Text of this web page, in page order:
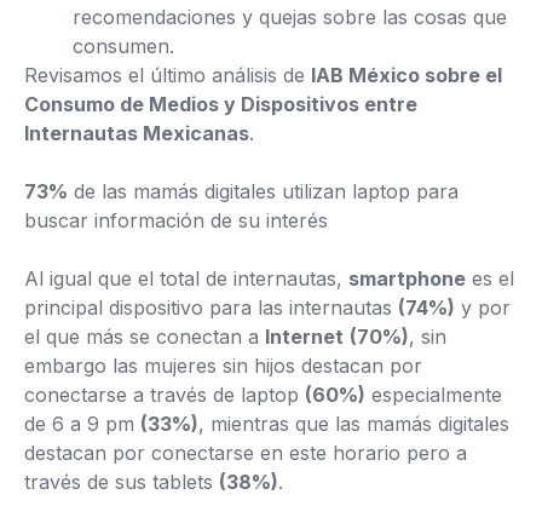
recomendaciones y quejas sobre las cosas que
consumen.
Revisamos el último análisis de IAB México sobre el
Consumo de Medios y Dispositivos entre
Internautas Mexicanas.
73% de las mamás digitales utilizan laptop para
buscar información de su interés
Al igual que el total de internautas, smartphone es el
principal dispositivo para las internautas (74%) y por
el que más se conectan a Internet (70%), sin
embargo las mujeres sin hijos destacan por
conectarse a través de laptop (60%) especialmente
de 6 a 9 pm (33%), mientras que las mamás digitales
destacan por conectarse en este horario pero a
través de sus tablets (38%).